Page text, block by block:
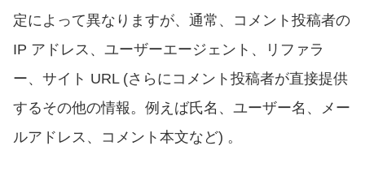
定によって異なりますが、通常、コメント投稿者の
IP アドレス、ユーザーエージェント、リファラ
ー、サイト URL (さらにコメント投稿者が直接提供
するその他の情報。例えば氏名、ユーザー名、メー
ルアドレス、コメント本文など) 。